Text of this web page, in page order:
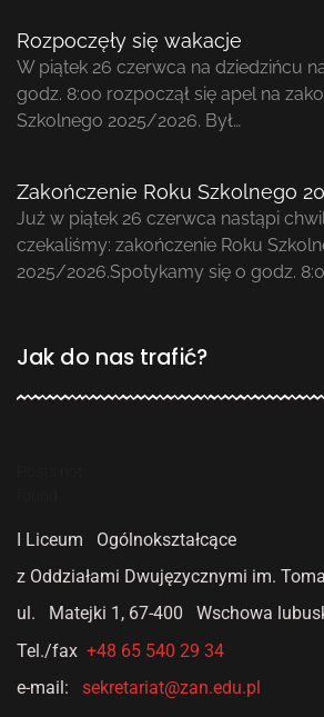
Rozpoczęły się wakacje
W piątek 26 czerwca na dziedzińcu
godz. 8:00 rozpoczął się apel na
Szkolnego 2025/2026. Był…
Zakończenie Roku Szkolnego
Już w piątek 26 czerwca nastąpi
czekaliśmy: zakończenie Roku
2025/2026.Spotykamy się o godz.
Jak do nas trafić?
I Liceum Ogólnokształcące
z Oddziałami Dwujęzycznymi im.
ul. Matejki 1, 67-400 Wschowa
Tel./fax +48 65 540 29 34
e-mail: sekretariat@zan.edu.pl